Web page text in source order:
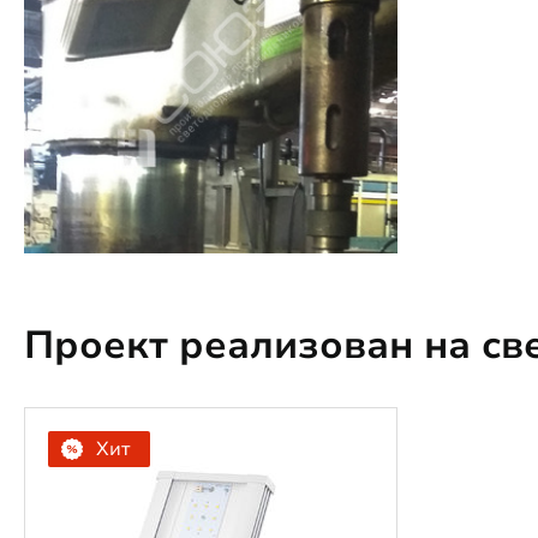
Проект реализован на
Хит